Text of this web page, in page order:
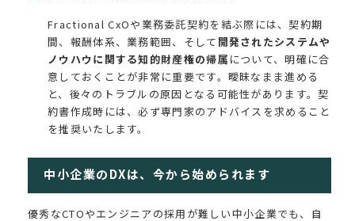
Fractional CxOや業務委託契約を結ぶ際には、契約期
間、報酬体系、業務範囲、そして 開発されたシステムや
ノウハウに関する知的財産権の帰属 について、明確に合
意しておくことが非常に重要です。曖昧なまま進める
と、後々のトラブルの原因となる可能性があります。契
約書作成時には、必ず専門家のアドバイスを求めること
を推奨いたします。
中小企業のDXは、今から始められます
優秀なCTOやエンジニアの採用が難しい中小企業でも、自